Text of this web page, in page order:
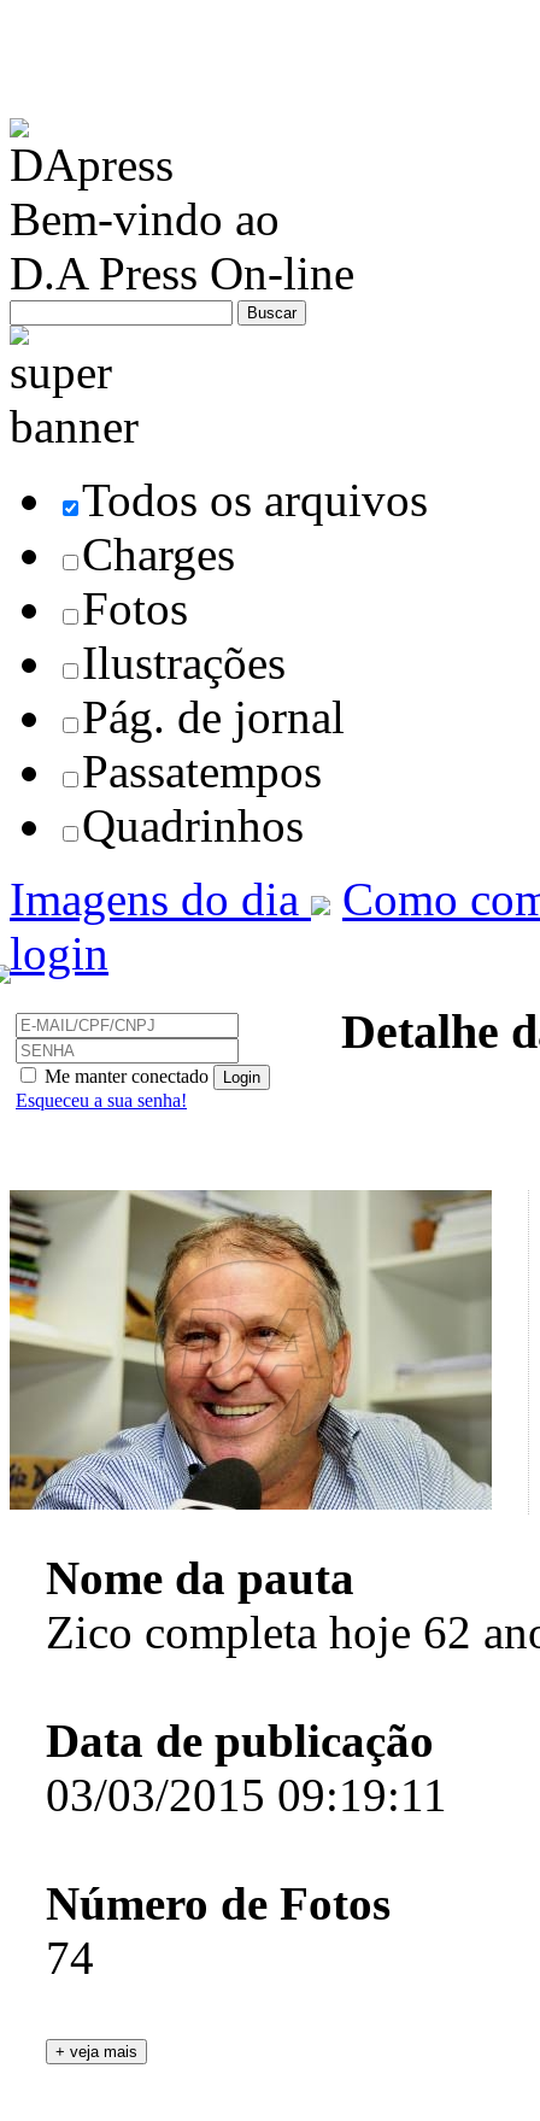
Bem-vindo ao
D.A Press On-line
Todos os arquivos
Charges
Fotos
Ilustrações
Pág. de jornal
Passatempos
Quadrinhos
Imagens do dia
Como
login
Me manter conectado
Esqueceu a sua senha!
Detalhe
Nome da pauta
Zico completa hoje 62
Data de publicação
03/03/2015 09:19:11
Número de Fotos
74